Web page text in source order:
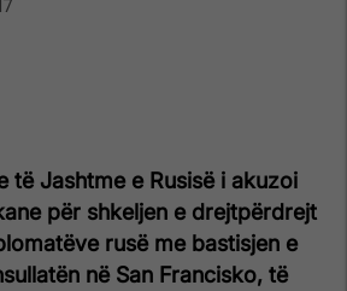
të Jashtme e Rusisë i akuzoi
për shkeljen e drejtpërdrejt
rusë me bastisjen e
në San Francisko, të